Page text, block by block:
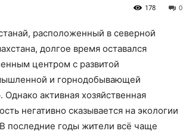
0
178
расположенный в северной
долгое время оставался
центром с развитой
и горнодобывающей
Однако активная хозяйственная
негативно сказывается на экологии
последние годы жители всё чаще